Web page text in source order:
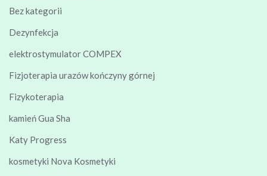
Bez kategorii
Dezynfekcja
elektrostymulator COMPEX
Fizjoterapia urazów kończyny górnej
Fizykoterapia
kamień Gua Sha
Katy Progress
kosmetyki Nova Kosmetyki